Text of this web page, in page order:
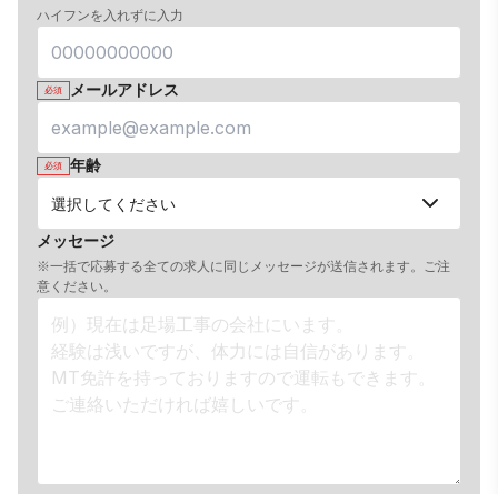
ハイフンを入れずに入力
必須 メールアドレス
必須 年齢
メッセージ
※一括で応募する全ての求人に同じメッセージが送信されます。ご注
意ください。